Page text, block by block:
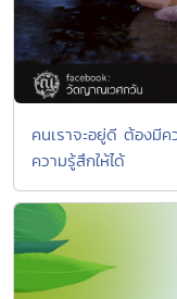
คนเราจะอยู่ดี ต้องมี
ความรู้สึกให้ได้